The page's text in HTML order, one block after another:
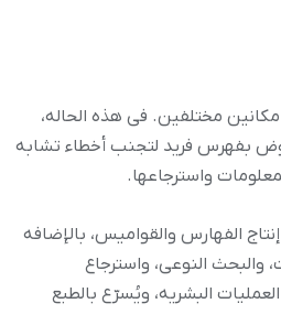
مختلفین. فی هذه الحاله،
بفهرس فرید لتجنب أخطاء تشابه
واسترجاعها.
الفهارس والقوامیس، بالإضافه
والبحث النوعی، واسترجاع
البشریه، ویُسرّع بالطبع